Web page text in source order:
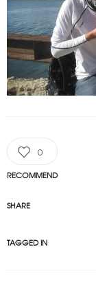
0
RECOMMEND
SHARE
TAGGED IN